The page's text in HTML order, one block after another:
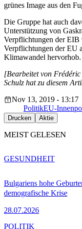
grünes Image aus den
Die Gruppe hat auch
Unterstützung von
Verpflichtungen der EIB
Verpflichtungen der EU
Klimawandel hervorhob.
[Bearbeitet von
Schulz hat zu diesem
Nov 13, 2019 - 13:17
PolitikEU-
Drucken Aktie
MEIST GELESEN
Bulgariens hohe
demografische Krise
28.07.2026
GESUNDHEIT
POLITIK